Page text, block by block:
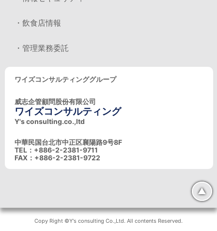
・飲食店情報
・管理業務委託
ワイズコンサルティンググループ
威志企管顧問股份有限公司
ワイズコンサルティング
Y's consulting.co.,ltd
中華民国台北市中正区襄陽路9号8F
TEL：+886-2-2381-9711
FAX：+886-2-2381-9722
▲
Copy Right ©Y's consulting Co.,Ltd. All contents Reserved.